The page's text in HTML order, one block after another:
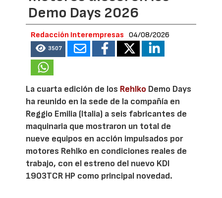
Demo Days 2026
Redacción Interempresas 04/08/2026
3507
La cuarta edición de los Rehlko Demo Days
ha reunido en la sede de la compañía en
Reggio Emilia (Italia) a seis fabricantes de
maquinaria que mostraron un total de
nueve equipos en acción impulsados por
motores Rehlko en condiciones reales de
trabajo, con el estreno del nuevo KDI
1903TCR HP como principal novedad.